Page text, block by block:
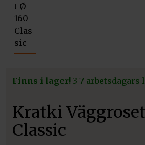
Finns i lager! 3-7 arbetsdagars
Kratki
Classic